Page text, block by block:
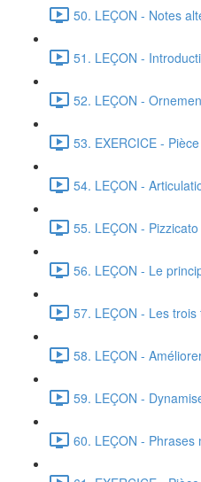
50. LEÇON - Notes
51. LEÇON -
52. LEÇON -
53. EXERCICE -
54. LEÇON -
55. LEÇON -
56. LEÇON - Le
57. LEÇON - Les
58. LEÇON -
59. LEÇON -
60. LEÇON - Phrases